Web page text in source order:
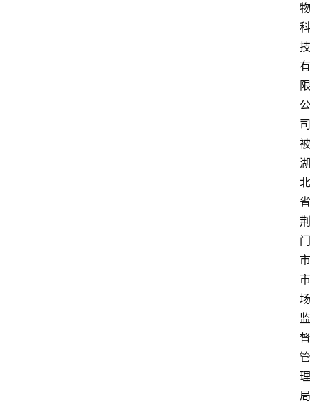
物
科
技
有
限
公
司
被
湖
北
省
荆
门
市
市
场
监
督
管
理
局